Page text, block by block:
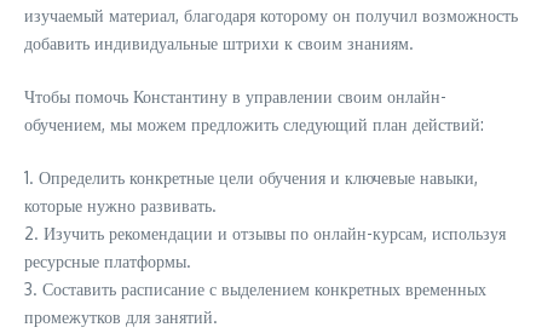
изучаемый материал, благодаря которому он получил возможность
добавить индивидуальные штрихи к своим знаниям.
Чтобы помочь Константину в управлении своим онлайн-
обучением, мы можем предложить следующий план действий:
1. Определить конкретные цели обучения и ключевые навыки,
которые нужно развивать.
2. Изучить рекомендации и отзывы по онлайн-курсам, используя
ресурсные платформы.
3. Составить расписание с выделением конкретных временных
промежутков для занятий.